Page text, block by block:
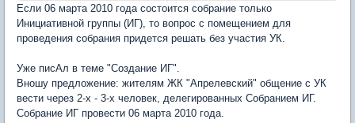
Если 06 марта 2010 года состоится собрание только
Инициативной группы (ИГ), то вопрос с помещением для
проведения собрания придется решать без участия УК.
Уже писАл в теме "Создание ИГ".
Вношу предложение: жителям ЖК "Апрелевский" общение с УК
вести через 2-х - 3-х человек, делегированных Собранием ИГ.
Собрание ИГ провести 06 марта 2010 года.